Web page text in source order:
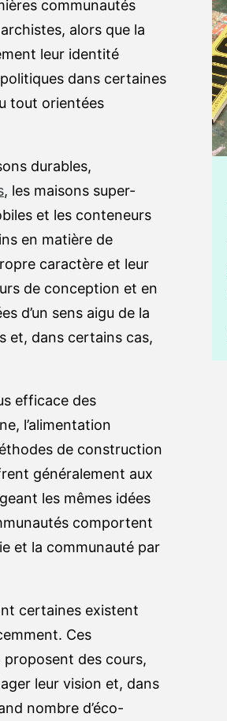
communautés
alors que la
leur identité
dans certaines
tout orientées
durables,
, les maisons super-
et les conteneurs
en matière de
caractère et leur
de conception et en
d’un sens aigu de la
et, dans certains cas,
efficace des
l’alimentation
de construction
généralement aux
les mêmes idées
comportent
et la communauté par
certaines existent
Ces
proposent des cours,
leur vision et, dans
nombre d’éco-